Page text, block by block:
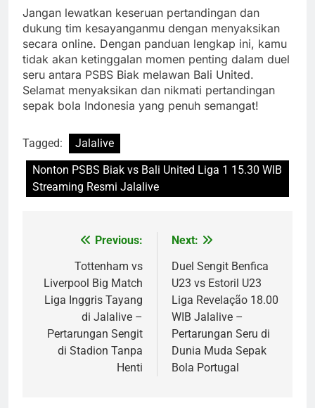
Jangan lewatkan keseruan pertandingan dan
dukung tim kesayanganmu dengan menyaksikan
secara online. Dengan panduan lengkap ini, kamu
tidak akan ketinggalan momen penting dalam duel
seru antara PSBS Biak melawan Bali United.
Selamat menyaksikan dan nikmati pertandingan
sepak bola Indonesia yang penuh semangat!
Tagged:
Jalalive
Nonton PSBS Biak vs Bali United Liga 1 15.30 WIB
Streaming Resmi Jalalive
navigation
Previous:
Tottenham vs
Liverpool Big Match
Liga Inggris Tayang
di Jalalive –
Pertarungan Sengit
di Stadion Tanpa
Henti
Next:
Duel Sengit Benfica
U23 vs Estoril U23
Liga Revelação 18.00
WIB Jalalive –
Pertarungan Seru di
Dunia Muda Sepak
Bola Portugal